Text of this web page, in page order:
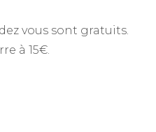
vous sont gratuits.
à 15€.